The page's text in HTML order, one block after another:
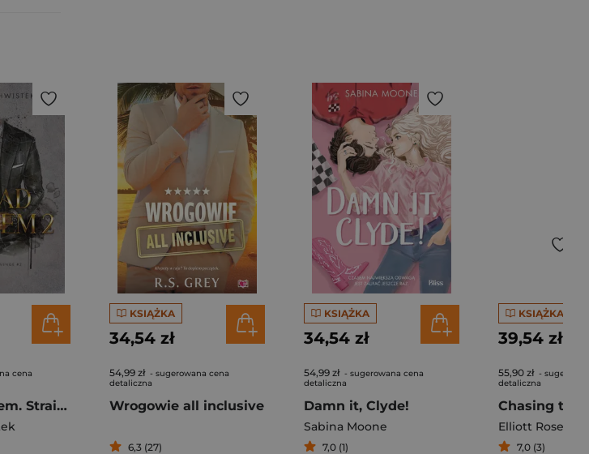
cena
Ponad prawem. Straight to Revenge. Tom 2
KSIĄŻKA
34,54 zł
54,99 zł - sugerowana cena
detaliczna
Wrogowie all inclusive
6,3 (27)
KSIĄŻKA
34,54 zł
54,99 zł - sugerowana cena
detaliczna
Damn it, Clyde!
Sabina Moone
7,0 (1)
KSIĄŻKA
39,54 zł
55,90 zł -
detaliczna
Chasing the
Elliott Rose
7,0 (3)